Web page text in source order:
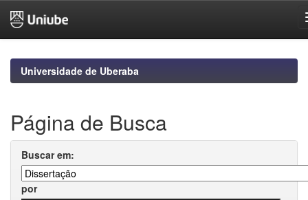
navigationUniversidade de Uberaba
Página de Busca
Buscar em:
por